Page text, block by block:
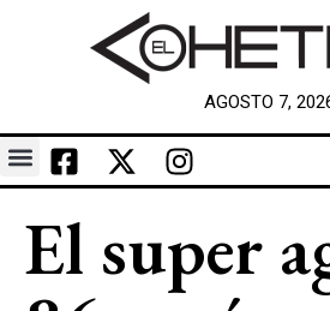
AGOSTO 7,
El super